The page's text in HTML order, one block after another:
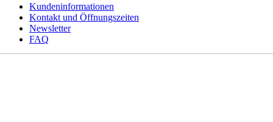
Kundeninformationen
Kontakt und Öffnungszeiten
Newsletter
FAQ